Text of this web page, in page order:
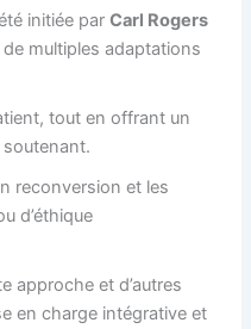
initiée parCarl Rogers
multiples adaptations
tout en offrant un
reconversion et les
d’éthique
approche et d’autres
en charge intégrative et